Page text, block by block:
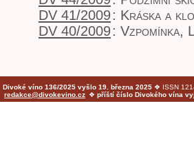
DV 41/2009: Kráska a
DV 40/2009: Vzpomínka,
Divoké víno 136/2025 vyšlo 19. března 2025 ❖ ISSN
redakce@divokevino.cz ❖ příští číslo Divokého vína